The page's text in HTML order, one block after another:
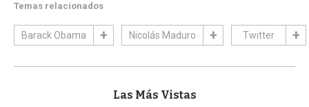
Temas relacionados
Barack Obama Nicolás Maduro Twitter
Las Más Vistas